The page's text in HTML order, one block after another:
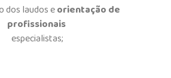
dos laudos eorientação de
profissionais
especialistas;